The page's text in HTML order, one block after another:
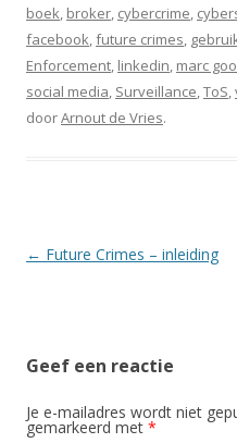
boek, broker, cybercrime,
facebook,future crimes,
Enforcement, linkedin, marc
social media, Surveillance,ToS,
doorArnout de Vries.
Berichtnavigatie
← Future Crimes – inleiding
Geef een reactie
Je e-mailadres wordt niet
gemarkeerd met *